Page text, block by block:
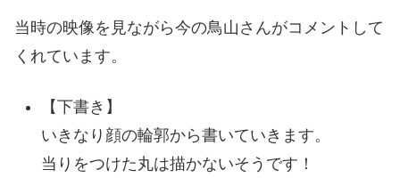
当時の映像を見ながら今の鳥山さんがコメントして
くれています。
【下書き】
いきなり顔の輪郭から書いていきます。
当りをつけた丸は描かないそうです！